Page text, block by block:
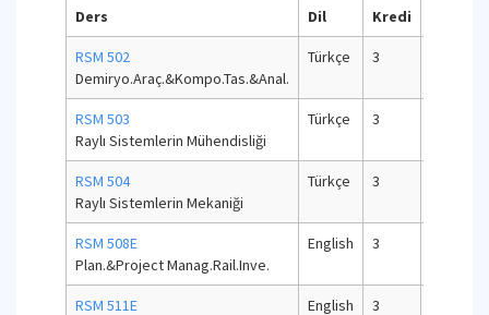
Ders Dil Kredi
RSM 502
Demiryo.Araç.&Kompo.Tas.&Anal.
Türkçe 3
RSM 503
Raylı Sistemlerin Mühendisliği
Türkçe 3
RSM 504
Raylı Sistemlerin Mekaniği
Türkçe 3
RSM 508E
Plan.&Project Manag.Rail.Inve.
English 3
RSM 511E
English 3